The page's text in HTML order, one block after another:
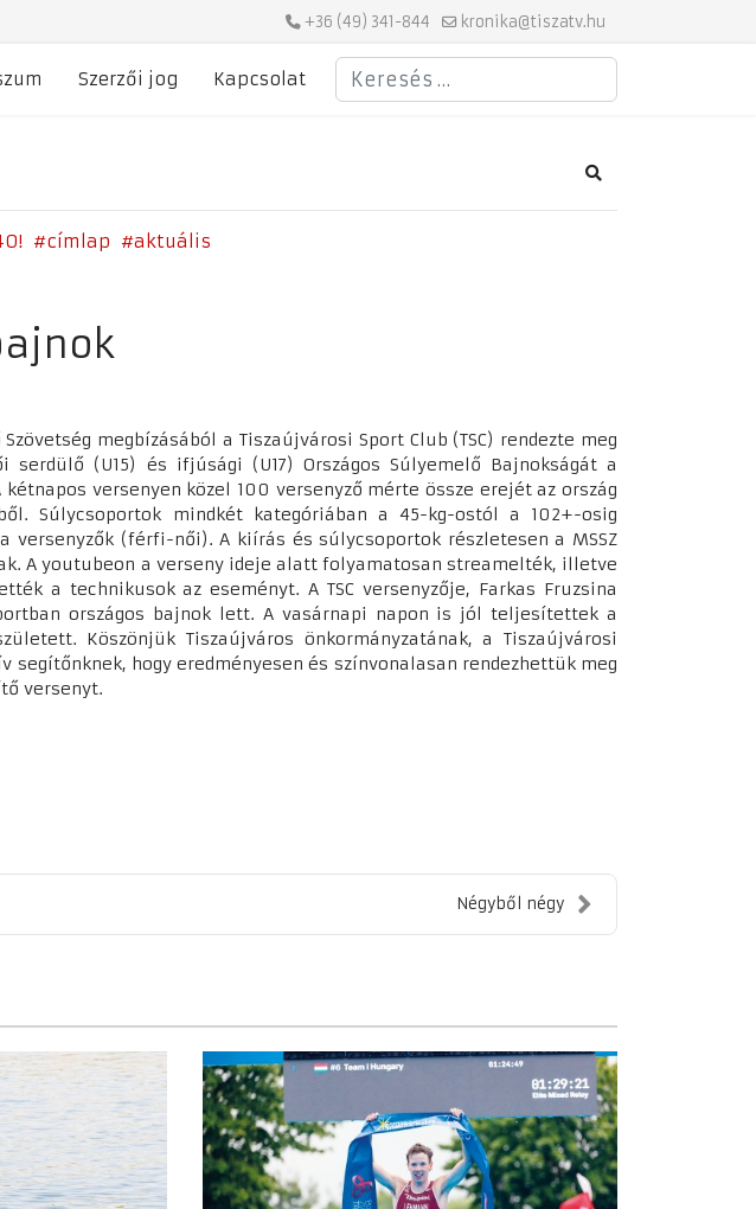
+36 (49) 341-844 kronika@tiszatv.hu
Szerzői jog Kapcsolat
Keresés
Search
címlap aktuális
Szövetség megbízásából a Tiszaújvárosi Sport Club (TSC) rendezte meg
serdülő (U15) és ifjúsági (U17) Országos Súlyemelő Bajnokságát a
versenyen közel 100 versenyző mérte össze erejét az ország
Súlycsoportok mindkét kategóriában a 45-kg-ostól a 102+-osig
versenyzők (férfi-női). A kiírás és súlycsoportok részletesen a MSSZ
A youtubeon a verseny ideje alatt folyamatosan streamelték, illetve
a technikusok az eseményt. A TSC versenyzője, Farkas Fruzsina
országos bajnok lett. A vasárnapi napon is jól teljesítettek a
Köszönjük Tiszaújváros önkormányzatának, a Tiszaújvárosi
segítőnknek, hogy eredményesen és színvonalasan rendezhettük meg
versenyt.
Négyből négy